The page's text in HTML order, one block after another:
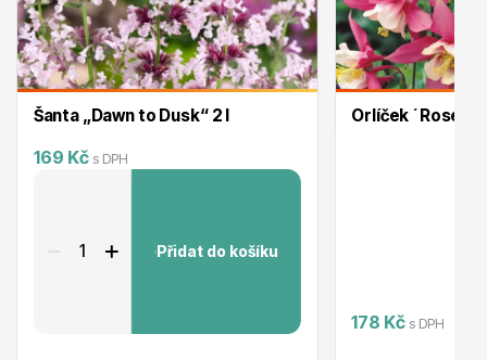
Listnaté stromy
Bambusy
Šanta „Dawn to Dusk“ 2 l
169 Kč s DPH
Přidat do košíku
Orlíček ´Rose
178 Kč s DPH